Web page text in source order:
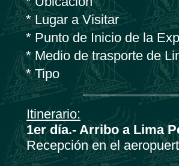
* Lugar a Visitar
* Punto de Inicio de la
* Medio de trasporte de
* Tipo
Itinerario:
1er día.- Arribo a Lima
Recepción en el